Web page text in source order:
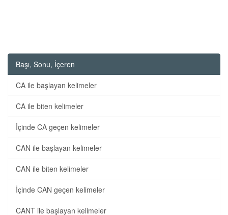
Başı, Sonu, İçeren
CA ile başlayan kelimeler
CA ile biten kelimeler
İçinde CA geçen kelimeler
CAN ile başlayan kelimeler
CAN ile biten kelimeler
İçinde CAN geçen kelimeler
CANT ile başlayan kelimeler